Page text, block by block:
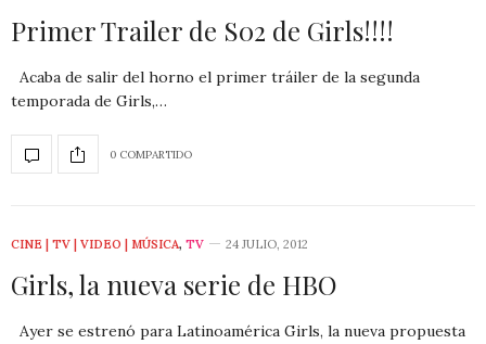
Primer Trailer de S02 de Girls!!!!
Acaba de salir del horno el primer tráiler de la segunda
temporada de Girls,…
0 COMPARTIDO
CINE | TV | VIDEO | MÚSICA, TV 24 JULIO, 2012
Girls, la nueva serie de HBO
Ayer se estrenó para Latinoamérica Girls, la nueva propuesta